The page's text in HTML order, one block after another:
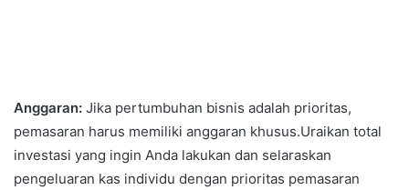
Anggaran: Jika pertumbuhan bisnis adalah prioritas,
pemasaran harus memiliki anggaran khusus.Uraikan total
investasi yang ingin Anda lakukan dan selaraskan
pengeluaran kas individu dengan prioritas pemasaran